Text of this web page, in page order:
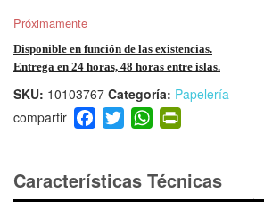
Próximamente
Disponible en función de las existencias.
Entrega en 24 horas, 48 horas entre islas.
SKU: 10103767 Categoría: Papelería
F
a
e
b
T
wi
er
W
h
s
A
ri
e
Características Técnicas